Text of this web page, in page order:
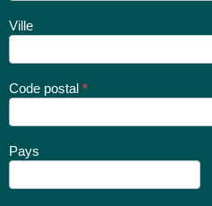
Ville
Code postal *
Pays